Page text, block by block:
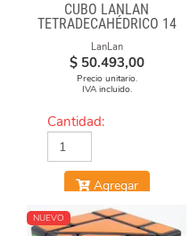
CUBO LANLAN
TETRADECAHÉDRICO 14
FACES GEAR CUBE
BLACK
LanLan
$ 50.493,00
Precio unitario.
IVA incluido.
Cantidad:
Agregar
NUEVO